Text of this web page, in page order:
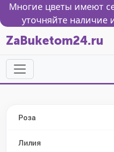
Многие цветы имеют
уточняйте наличие
ZaBuketom24.ru
Роза
Лилия